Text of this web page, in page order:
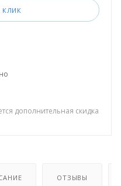
КЛИК
дополнительная скидка
ОТЗЫВЫ